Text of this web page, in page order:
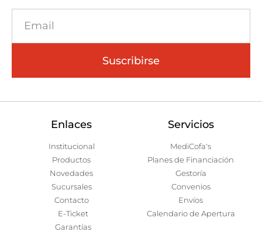
Suscribirse
Enlaces
Institucional
Productos
Novedades
Sucursales
Contacto
E-Ticket
Garantías
Servicios
MediCofa's
Planes de Financiación
Gestoría
Convenios
Envíos
Calendario de Apertura